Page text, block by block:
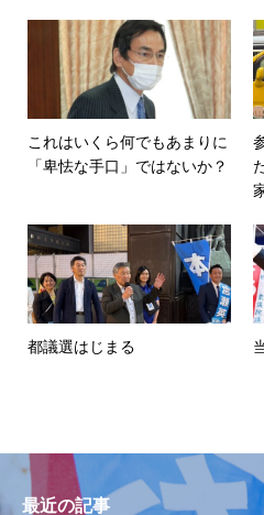
これはいくら何でもあまりに
「卑怯な手口」ではないか？
都議選はじまる
最近の記事